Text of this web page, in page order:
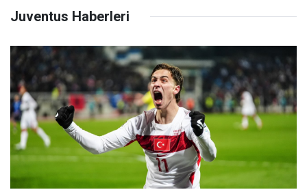
Juventus Haberleri